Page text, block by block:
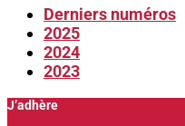
Derniers numéros
2025
2024
2023
J’adhère